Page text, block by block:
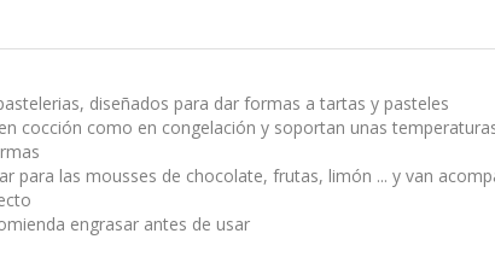
diseñados para dar formas a tartas y pasteles
cocción como en congelación y soportan unas
para las mousses de chocolate, frutas, limón ... y van
engrasar antes de usar